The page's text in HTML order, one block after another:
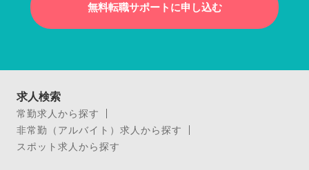
無料転職サポートに申し込む
求人検索
常勤求人から探す
非常勤（アルバイト）求人から探す
スポット求人から探す